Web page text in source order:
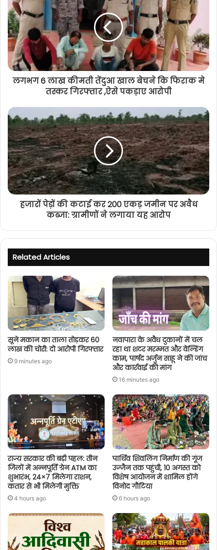
लगभग 6 लाख कीमती तेंदुआ खाल बेचने कि फिराक मे
तस्कर गिरफ्तार ,ऐसे पकड़ाए आरोपी
हजारों पेड़ों की कटाई कर 200 एकड़ जमीन पर अवैध
कब्जा: ग्रामीणों ने लगाया यह आरोप
Related Articles
सूने मकान का ताला तोड़कर 60
लाख की चोरी: दो आरोपी गिरफ्तार
9 minutes ago
नवापारा के अवैध दुकानों में चल
रहा था शटर मरम्मत और वेल्डिंग
काम, पार्षद अर्जुन साहू ने की जांच
और कार्रवाई की मांग
16 minutes ago
राज्य सरकार की बड़ी पहल: तीन
जिलों में अन्नपूर्ति ग्रेन ATM का
शुभारंभ, 24×7 मिलेगा राशन,
कतार से भी मिलेगी मुक्ति
4 hours ago
पार्थिव शिवलिंग निर्माण की गूंज
उज्जैन तक पहुंची, 10 अगस्त को
विशेष आयोजन में शामिल होंगे
विनोद गौटिया
6 hours ago